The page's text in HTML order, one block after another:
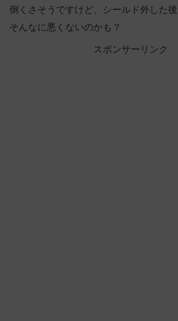
倒くさそうですけど、シールド外した
そんなに悪くないのかも？
スポンサーリンク